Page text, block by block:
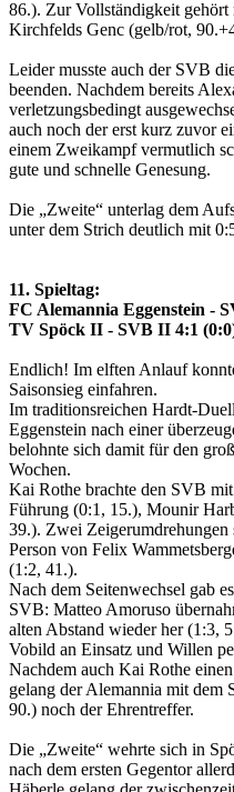
86.). Zur Vollständigkeit
Kirchfelds Genc (gelb/rot,
Leider musste auch der SVB
beenden. Nachdem bereits
verletzungsbedingt
auch noch der erst kurz zuvor
einem Zweikampf vermutlich
gute und schnelle Genesung.
Die „Zweite“ unterlag dem
unter dem Strich deutlich mit
11. Spieltag:
FC Alemannia Eggenstein -
TV Spöck II - SVB II 4:1
Endlich! Im elften Anlauf
Saisonsieg einfahren.
Im traditionsreichen Hardt-
Eggenstein nach einer
belohnte sich damit für den
Wochen.
Kai Rothe brachte den SVB
Führung (0:1, 15.), Mounir
39.). Zwei Zeigerumdrehungen
Person von Felix
(1:2, 41.).
Nach dem Seitenwechsel gab
SVB: Matteo Amoruso
alten Abstand wieder her (1:3,
Vobild an Einsatz und Willen
Nachdem auch Kai Rothe
gelang der Alemannia mit dem
90.) noch der Ehrentreffer.
Die „Zweite“ wehrte sich in
nach dem ersten Gegentor